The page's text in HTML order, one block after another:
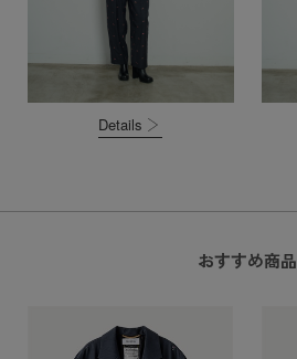
Details
おすすめ商品